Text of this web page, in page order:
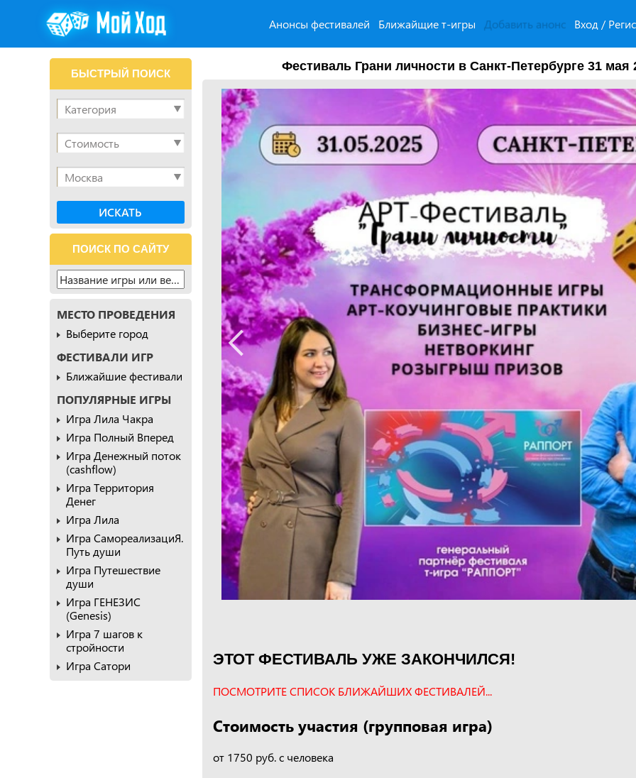
Анонсы фестивалей Ближайщие т-игры Добавить анонс Вход /
Фестиваль Грани личности в Санкт-Петербурге 31 мая
ЭТОТ ФЕСТИВАЛЬ УЖЕ ЗАКОНЧИЛСЯ!
ПОСМОТРИТЕ СПИСОК БЛИЖАЙШИХ ФЕСТИВАЛЕЙ...
Стоимость участия (групповая игра)
от 1750 руб. с человека
БЫСТРЫЙ ПОИСК
ПОИСК ПО САЙТУ
МЕСТО ПРОВЕДЕНИЯ
Выберите город
ФЕСТИВАЛИ ИГР
Ближайшие фестивали
ПОПУЛЯРНЫЕ ИГРЫ
Игра Лила Чакра
Игра Полный Вперед
Игра Денежный поток
(cashflow)
Игра Территория
Денег
Игра Лила
Игра СамореализациЯ.
Путь души
Игра Путешествие
души
Игра ГЕНЕЗИС
(Genesis)
Игра 7 шагов к
стройности
Игра Сатори